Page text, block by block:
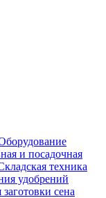
и посадочная
техника
удобрений
сена